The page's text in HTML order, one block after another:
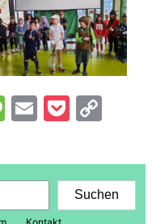
Message
Email
Suchen